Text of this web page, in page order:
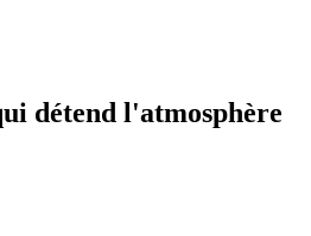
détend l'atmosphère